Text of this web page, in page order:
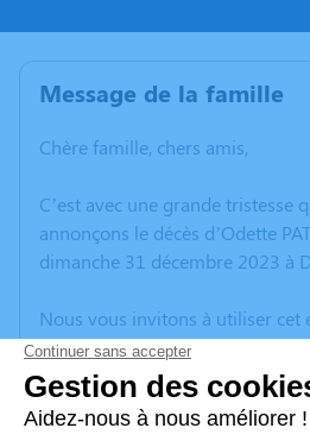
Message de la famille
Chère famille, chers amis,
C’est avec une grande tristesse
annonçons le décès d’Odette
dimanche 31 décembre 2023 à
Nous vous invitons à utiliser cet
vos condoléances, partager des
anecdote ou exprimer vos
poèmes ou des textes. Cet
d'expression dédié à honorer la